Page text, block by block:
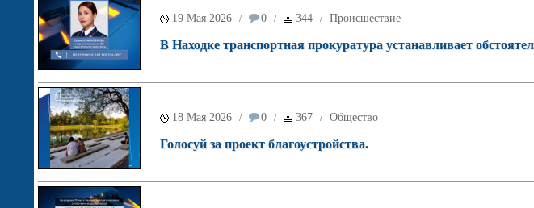
19 Мая 2026 / 0 / 344 / Происшествие
В Находке транспортная прокуратура устанавливает
18 Мая 2026 / 0 / 367 / Общество
Голосуй за проект благоустройства.